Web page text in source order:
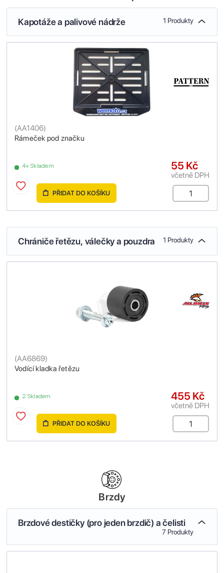
Kapotáže a palivové nádrže 1 Produkty
Rámeček pod značku
(AA1406)
4+ Skladem 55 Kč
včetně DPH
PŘIDAT DO KOŠÍKU
Chrániče řetězu, válečky a pouzdra 1 Produkty
Vodící kladka řetězu
(AA6869)
2 Skladem 455 Kč
včetně DPH
PŘIDAT DO KOŠÍKU
Brzdy
Brzdové destičky (pro jeden brzdič) a čelisti
7 Produkty